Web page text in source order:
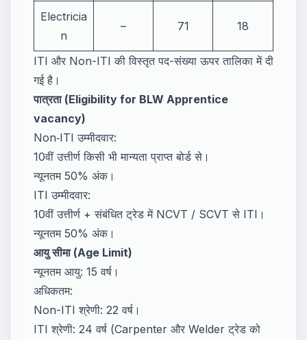
Electricia
n
– 71 18
ITI और Non-ITI की विस्तृत पद-संख्या ऊपर तालिका में दी
गई है।
पात्रता (Eligibility for BLW Apprentice
vacancy)
Non‑ITI उम्मीदवार:
10वीं उत्तीर्ण किसी भी मान्यता प्राप्त बोर्ड से।
न्यूनतम 50% अंक।
ITI उम्मीदवार:
10वीं उत्तीर्ण + संबंधित ट्रेड में NCVT / SCVT से ITI।
न्यूनतम 50% अंक।
आयु सीमा (Age Limit)
न्यूनतम आयु: 15 वर्ष।
अधिकतम:
Non-ITI श्रेणी: 22 वर्ष।
ITI श्रेणी: 24 वर्ष (Carpenter और Welder ट्रेड को